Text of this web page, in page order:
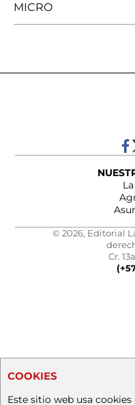
MICRO
© 2026, Editorial
Cr.
COOKIES
Este sitio web usa